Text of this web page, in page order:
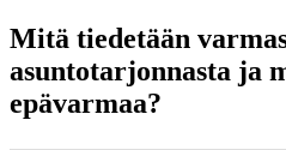
Mitä tiedetään
asuntotarjonnasta ja
epävarmaa?